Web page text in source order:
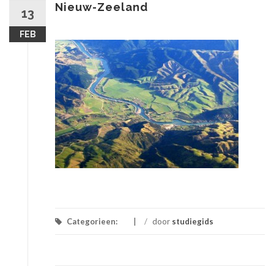
13
FEB
Nieuw-Zeeland
Categorieen: / door studiegids